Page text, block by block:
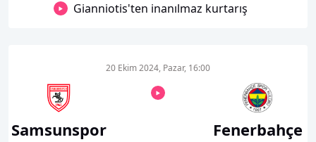
Gianniotis'ten inanılmaz kurtarış
Samsunspor
20 Ekim 2024, Pazar, 16:00
Fenerbahçe